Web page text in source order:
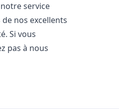
service
nos excellents
Si vous
pas à nous